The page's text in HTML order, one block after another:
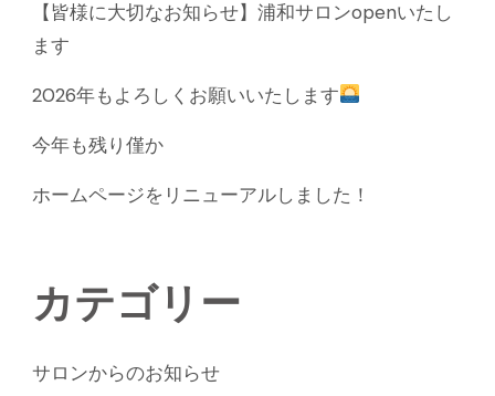
【皆様に大切なお知らせ】浦和サロンopenいたし
ます
2026年もよろしくお願いいたします
今年も残り僅か
ホームページをリニューアルしました！
カテゴリー
サロンからのお知らせ